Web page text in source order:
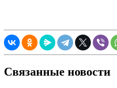
Связанные новости